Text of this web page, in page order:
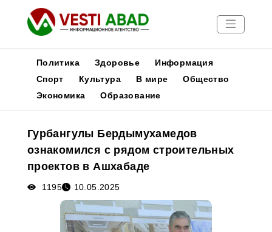
Новости
Медиа
Афиша
Политика Здоровье
Информация
Спорт
Культура В мире
Общество
Экономика
Образование
Гурбангулы Бердымухамедов
ознакомился с рядом строительных
проектов в Ашхабаде
1195 10.05.2025